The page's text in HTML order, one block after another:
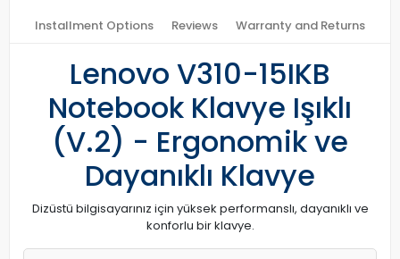
Installment Options Reviews Warranty and Returns
Lenovo V310-15IKB
Notebook Klavye Işıklı
(V.2) - Ergonomik ve
Dayanıklı Klavye
Dizüstü bilgisayarınız için yüksek performanslı, dayanıklı ve
konforlu bir klavye.